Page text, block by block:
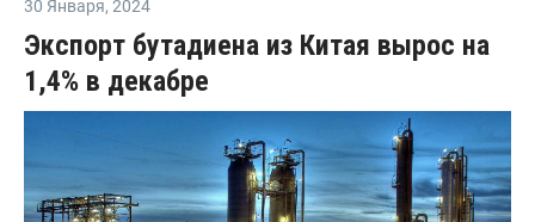
30 Января, 2024
Экспорт бутадиена из Китая вырос на
1,4% в декабре